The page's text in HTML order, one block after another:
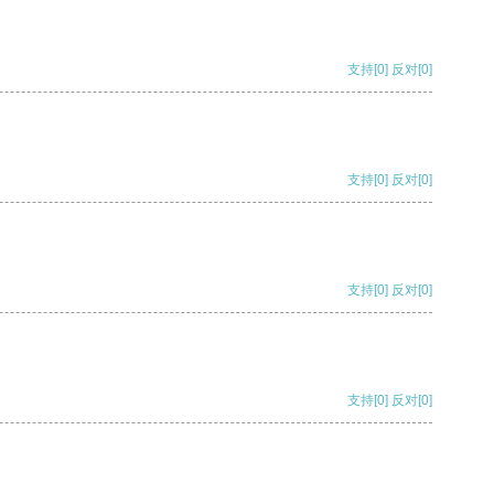
支持[0] 反对[0]
支持[0] 反对[0]
支持[0] 反对[0]
支持[0] 反对[0]